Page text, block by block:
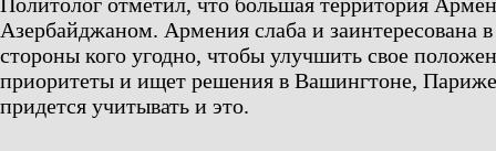
Азербайджаном. Армения слаба и заинтересована
стороны кого угодно, чтобы улучшить свое
приоритеты и ищет решения в Вашингтоне,
придется учитывать и это.